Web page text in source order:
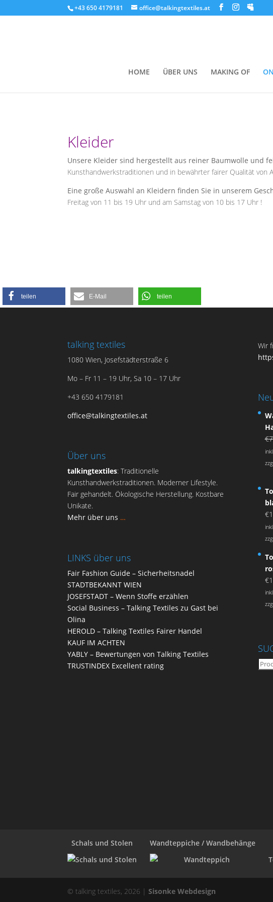
+43 650 4179181 office@talkingtextiles.at
HOME ÜBER UNS MAKING OF
Kleider
Unsere Kleider sind hergestellt aus reiner Baumwolle und
Kunsthandwerkstraditionen und in bewährter fairer Qualität von
Eine große Auswahl an Kleidern finden Sie in unserem
Freitag von 11 bis 19 Uhr und am Samstag von 10 bis 17 Uhr !
teilen E-Mail teilen
talking textiles
1080 Wien, Josefstädterstraße 6
Mo – Fr 11 – 19 Uhr, Sa 10 – 17 Uhr
+43 650 4179181
office@talkingtextiles.at
Über uns
talkingtextiles: Traditionelle
Kunsthandwerkstraditionen. Moderner Lifestyle.
Fair gehandelt. Ökologische Herstellung. Kostbare
Unikate.
Mehr über uns …
LINKS über uns
Fair Fashion Guide – Sicherheitsnadel
STADTBEKANNT WIEN
JOSEFSTADT – Wenn Stoffe erzählen
Social Business – Talking Textiles zu Gast bei
Olina
HEROLD – Talking Textiles Fairer Handel
KAUF IM ACHTEN
YABLY – Bewertungen von Talking Textiles
TRUSTINDEX Excellent rating
Wir
€
€
€
Schals und Stolen
Wandteppiche / Wandbehänge
© talking textiles, 2026 |Sisonke Webdesign